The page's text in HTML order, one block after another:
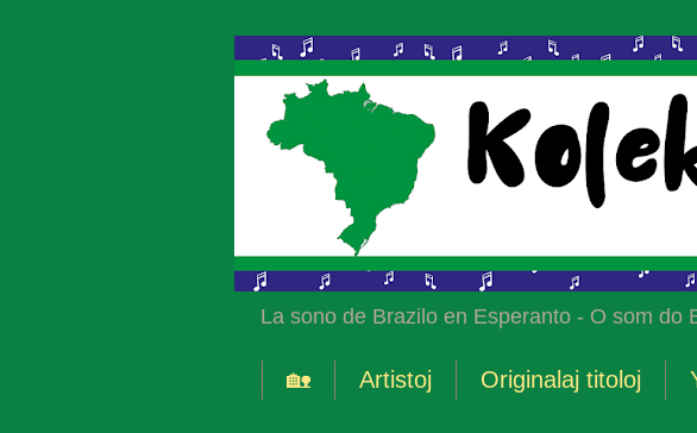
La sono de Brazilo en Esperanto - O som
🏡 Artistoj Originalaj titoloj